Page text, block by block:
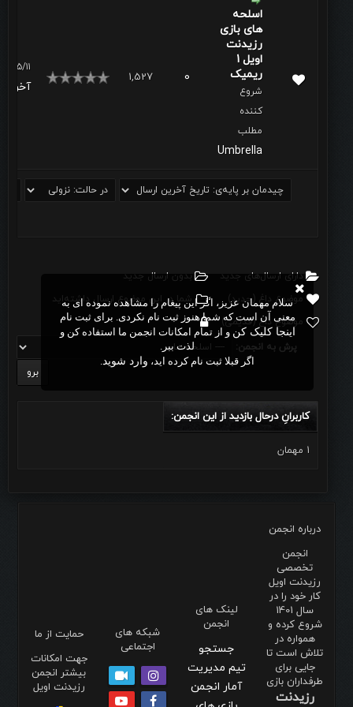
سلام مهمان عزیز، اگر این پیغام را مشاهده نموده ای به
معنی آن است که شما هنوز ثبت نام نکردی. برای ثبت نام
اینجا کلیک کن و از تمام امکانات انجمن ما استفاده کن و
لذت ببر.
اگر قبلا ثبت نام کرده اید، وارد شوید.
اسلحه
های بازی
رزیدنت
اویل 1
ریمیک
شروع
کننده
مطلب
Umbrella
0
1,527
۱۴۰۱/۵/۱۱، ۰۷:۵۷
دارای ارسال‌های جدید‌
موضوع داغ (جدید‌)
موضوع داغ (قدیمی)
بدون ارسال جدید‌
شما در این موضوع ارسال داشته‌اید
پرش به انجمن:
کاربرانِ درحال بازدید از این انجمن:
1 مهمان
درباره انجمن
انجمن
تخصصی
رزیدنت اویل
کار خود را در
سال 1401
شروع کرده و
همواره در
تلاش است تا
جایی برای
طرفداران بازی
رزیدنت
لینک های
انجمن
جستجو
تیم مدیریت
آمار انجمن
شبکه های
اجتماعی
حمایت از ما
جهت امکانات
بیشتر انجمن
رزیدنت اویل